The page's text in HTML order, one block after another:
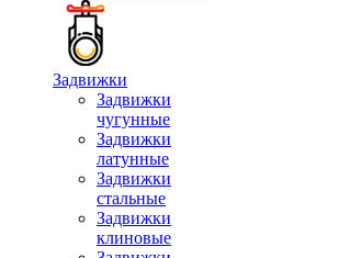
Задвижки
Задвижки
чугунные
Задвижки
латунные
Задвижки
стальные
Задвижки
клиновые